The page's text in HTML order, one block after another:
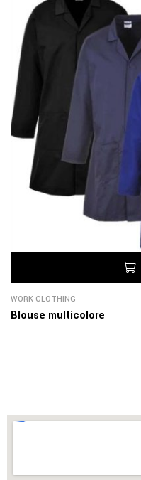
WORK CLOTHING
Blouse multicolore